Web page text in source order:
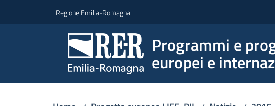
Regione Emilia-Romagna
Programmi e
europei e